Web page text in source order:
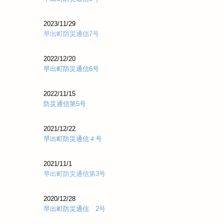
2023/11/29
早出町防災通信7号
2022/12/20
早出町防災通信6号
2022/11/15
防災通信第5号
2021/12/22
早出町防災通信４号
2021/11/1
早出町防災通信第3号
2020/12/28
早出町防災通信 2号